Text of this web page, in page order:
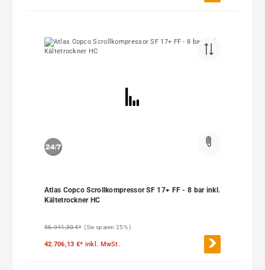
Atlas Copco Scrollkompressor SF 17+ FF - 8 bar inkl.
Kältetrockner HC
56.941,50 €* (Sie sparen 25% )
42.706,13 €* inkl. MwSt.